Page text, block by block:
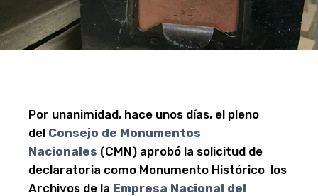
Por unanimidad, hace unos días, el pleno
del Consejo de Monumentos
Nacionales (CMN) aprobó la solicitud de
declaratoria como Monumento Histórico los
Archivos de la Empresa Nacional del